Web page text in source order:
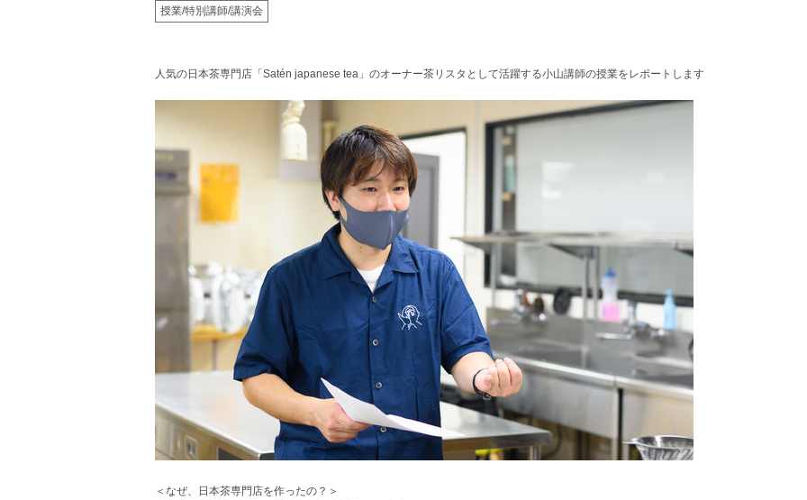
授業/特別講師/講演会
人気の日本茶専門店「Satén japanese tea」のオーナー茶リスタとして活躍する小山講師の授業をレポートします
＜なぜ、日本茶専門店を作ったの？＞